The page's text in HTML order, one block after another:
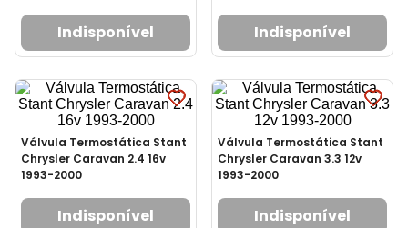
Indisponível Indisponível
Válvula Termostática Stant
Chrysler Caravan 2.4 16v
1993-2000
Indisponível
Válvula Termostática Stant
Chrysler Caravan 3.3 12v
1993-2000
Indisponível